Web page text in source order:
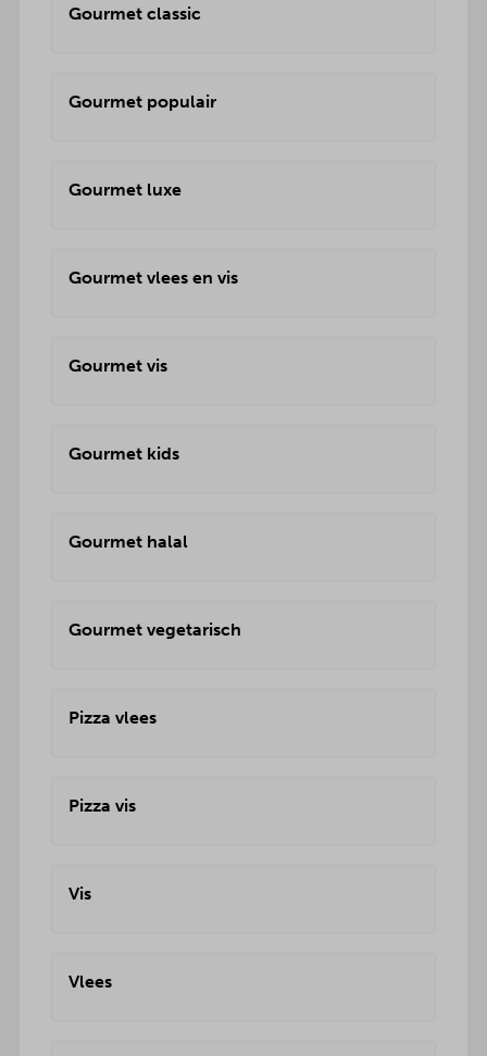
Gourmet classic
Gourmet populair
Gourmet luxe
Gourmet vlees en vis
Gourmet vis
Gourmet kids
Gourmet halal
Gourmet vegetarisch
Pizza vlees
Pizza vis
Vis
Vlees